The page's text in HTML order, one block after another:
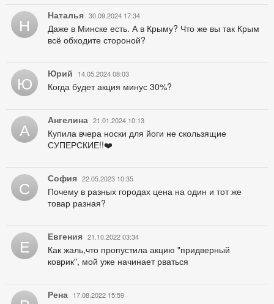
Н Наталья 30.09.2024 17:34
Даже в Минске есть. А в Крыму? Что же вы так Крым
всё обходите стороной?
Ю Юрий 14.05.2024 08:03
Когда будет акция минус 30%?
А Ангелина 21.01.2024 10:13
Купила вчера носки для йоги не скользящие
СУПЕРСКИЕ!!❤️
С София 22.05.2023 10:35
Почему в разных городах цена на один и тот же
товар разная?
Е Евгения 21.10.2022 03:34
Как жаль,что пропустила акцию "придверный
коврик", мой уже начинает рваться
Рена 17.08.2022 15:59